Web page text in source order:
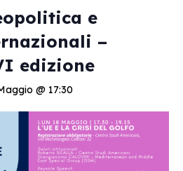
e
–
edizione
@ 17:30